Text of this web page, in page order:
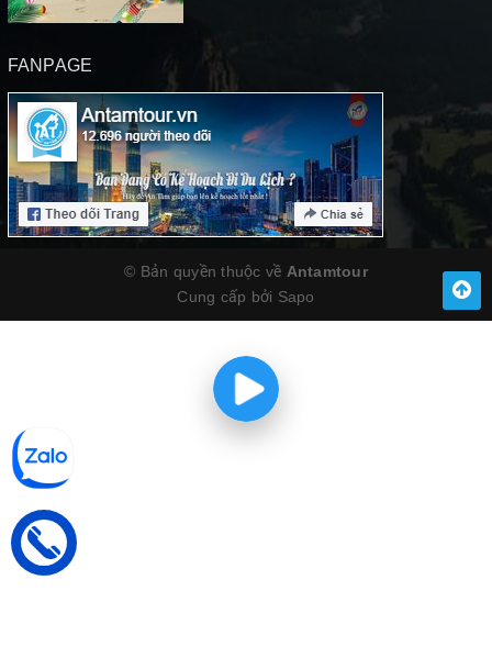
FANPAGE
© Bản quyền thuộc về Antamtour
Cung cấp bởi Sapo